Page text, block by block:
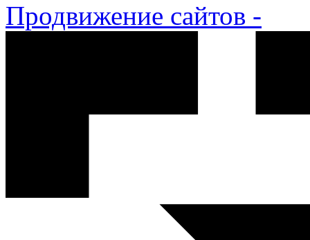
Продвижение сайтов -